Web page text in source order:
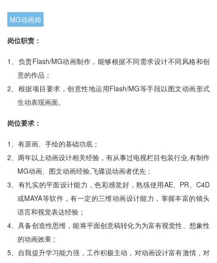
MG动画师
岗位职责：
1、 负责Flash/MG动画制作，能够根据不同需求设计不同风格和创
意的作品；
2、 根据项目要求，创意性地运用Flash/MG等手段以图文动画形式
生动表现画面。
岗位要求：
1、 有原画、手绘的基础功底；
2、 两年以上动画设计相关经验，有从事过电视栏目包装行业,有制作
MG动画、图文动画经验,飞碟说动画者优先；
3、 有扎实的平面设计能力，色彩感觉好，熟练使用AE、PR、C4D
或MAYA等软件，有一定的三维动画设计能力，掌握丰富的镜头
语言和视觉表达经验；
4、具备创造性思维，能将平面创意稿转化为为富有视觉性、想象性
的动画效果 ;
5、 自我提升学习能力强，工作积极主动，对动画设计富有激情，对